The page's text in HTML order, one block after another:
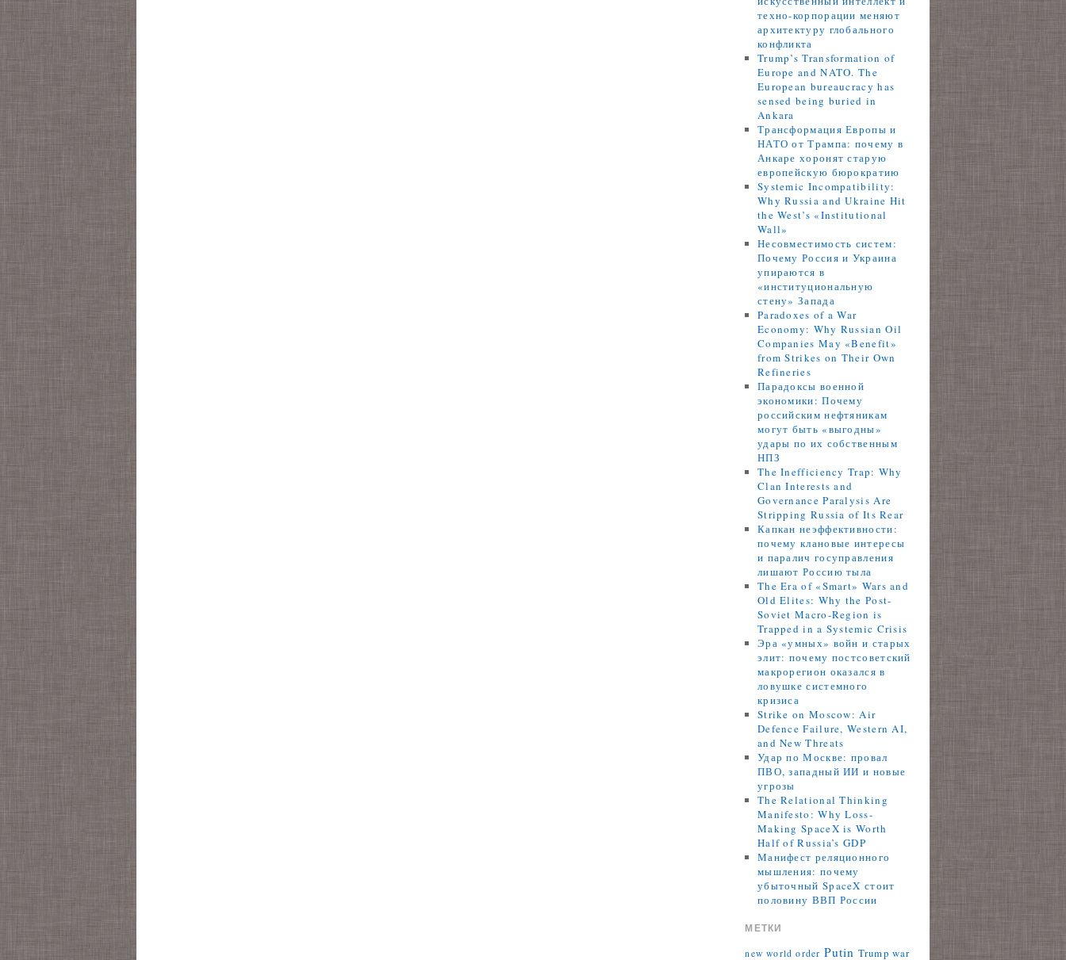
техно-корпорации меняют
архитектуру глобального
конфликта
Trump’s Transformation of
Europe and NATO. The
European bureaucracy has
sensed being buried in
Ankara
Трансформация Европы и
НАТО от Трампа: почему в
Анкаре хоронят старую
европейскую бюрократию
Systemic Incompatibility:
Why Russia and Ukraine Hit
the West’s «Institutional
Wall»
Несовместимость систем:
Почему Россия и Украина
упираются в
«институциональную
стену» Запада
Paradoxes of a War
Economy: Why Russian Oil
Companies May «Benefit»
from Strikes on Their Own
Refineries
Парадоксы военной
экономики: Почему
российским нефтяникам
могут быть «выгодны»
удары по их собственным
НПЗ
The Inefficiency Trap: Why
Clan Interests and
Governance Paralysis Are
Stripping Russia of Its Rear
Капкан неэффективности:
почему клановые интересы
и паралич госуправления
лишают Россию тыла
The Era of «Smart» Wars and
Old Elites: Why the Post-
Soviet Macro-Region is
Trapped in a Systemic Crisis
Эра «умных» войн и старых
элит: почему постсоветский
макрорегион оказался в
ловушке системного
кризиса
Strike on Moscow: Air
Defence Failure, Western AI,
and New Threats
Удар по Москве: провал
ПВО, западный ИИ и новые
угрозы
The Relational Thinking
Manifesto: Why Loss-
Making SpaceX is Worth
Half of Russia’s GDP
Манифест реляционного
мышления: почему
убыточный SpaceX стоит
половину ВВП России
МЕТКИ
new world order Putin Trump war